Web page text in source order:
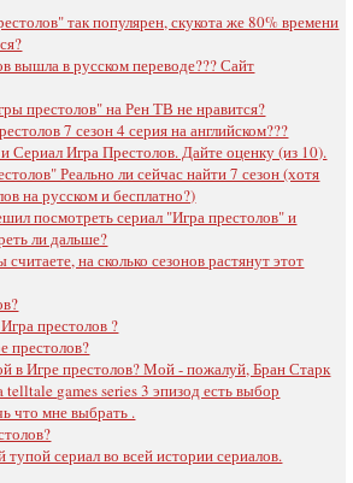
так популярен, скукота же 80% времени
вышла в русском переводе??? Сайт
престолов" на Рен ТВ не нравится?
7 сезон 4 серия на английском???
Сериал Игра Престолов. Дайте оценку (из 10).
Реально ли сейчас найти 7 сезон (хотя
на русском и бесплатно?)
посмотреть сериал "Игра престолов" и
ли дальше?
на сколько сезонов растянут этот
престолов ?
престолов?
в Игре престолов? Мой - пожалуй, Бран Старк
telltale games series 3 эпизод есть выбор
что мне выбрать .
сериал во всей истории сериалов.